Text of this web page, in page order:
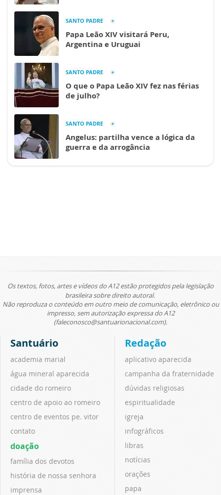
SANTO PADRE
Papa Leão XIV visitará Peru,
Argentina e Uruguai
SANTO PADRE
O que o Papa Leão XIV fez nas férias
de julho?
SANTO PADRE
Angelus: partilha vence a lógica da
guerra e da arrogância
Os textos, fotos, artes e vídeos do A12 estão protegidos pela legislação
brasileira sobre direito autoral.
Não reproduza o conteúdo em outro meio de comunicação, eletrônico ou
impresso, sem autorização expressa do A12
(faleconosco@santuarionacional.com).
Santuário
academia marial
água mineral aparecida
cidade do romeiro
centro de apoio ao romeiro
centro de eventos pe. vitor
contato
doação
família dos devotos
história de nossa senhora
imprensa
Redação
aplicativo aparecida
campanha da fraternidade
dúvidas religiosas
espiritualidade
igreja
infográficos
libras
notícias
orações
papa